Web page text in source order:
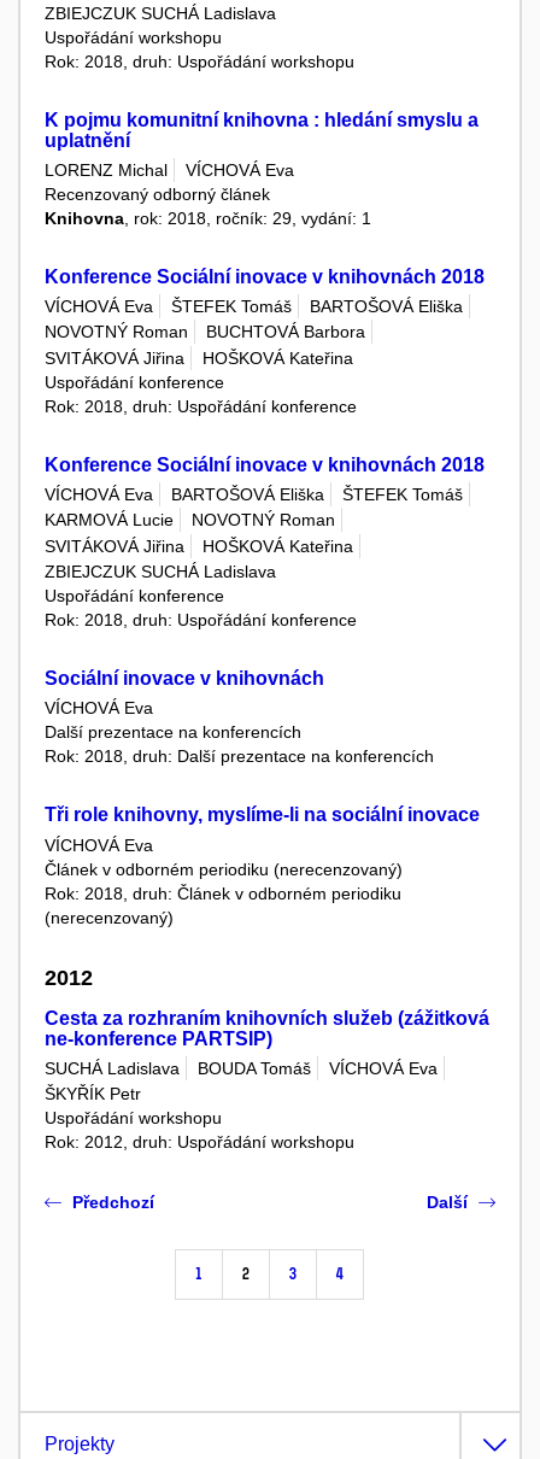
ZBIEJCZUK SUCHÁ Ladislava
Uspořádání workshopu
Rok: 2018, druh: Uspořádání workshopu
K pojmu komunitní knihovna : hledání smyslu a
uplatnění
LORENZ Michal
VÍCHOVÁ Eva
Recenzovaný odborný článek
Knihovna , rok: 2018, ročník: 29, vydání: 1
Konference Sociální inovace v knihovnách 2018
VÍCHOVÁ Eva ŠTEFEK Tomáš
BARTOŠOVÁ Eliška
NOVOTNÝ Roman
BUCHTOVÁ Barbora
SVITÁKOVÁ Jiřina
HOŠKOVÁ Kateřina
Uspořádání konference
Rok: 2018, druh: Uspořádání konference
Konference Sociální inovace v knihovnách 2018
VÍCHOVÁ Eva BARTOŠOVÁ Eliška
ŠTEFEK Tomáš
KARMOVÁ Lucie
NOVOTNÝ Roman
SVITÁKOVÁ Jiřina
HOŠKOVÁ Kateřina
ZBIEJCZUK SUCHÁ Ladislava
Uspořádání konference
Rok: 2018, druh: Uspořádání konference
Sociální inovace v knihovnách
VÍCHOVÁ Eva
Další prezentace na konferencích
Rok: 2018, druh: Další prezentace na konferencích
Tři role knihovny, myslíme-li na sociální inovace
VÍCHOVÁ Eva
Článek v odborném periodiku (nerecenzovaný)
Rok: 2018, druh: Článek v odborném periodiku
(nerecenzovaný)
2012
Cesta za rozhraním knihovních služeb (zážitková
ne-konference PARTSIP)
SUCHÁ Ladislava BOUDA Tomáš
VÍCHOVÁ Eva
ŠKYŘÍK Petr
Uspořádání workshopu
Rok: 2012, druh: Uspořádání workshopu
Předchozí
1 2 3 4
Další
Projekty